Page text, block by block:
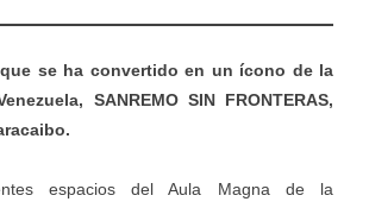
se ha convertido en un ícono de la
SANREMO SIN FRONTERAS,
espacios del Aula Magna de la